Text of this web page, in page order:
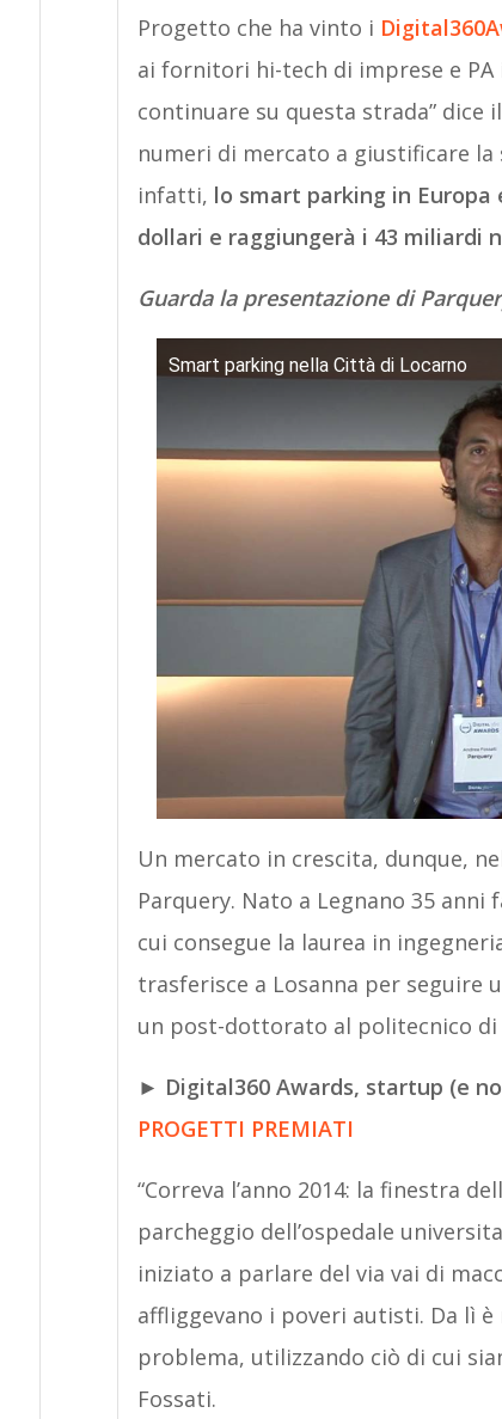
Progetto che ha vinto i
ai fornitori hi-tech di imprese e
continuare su questa strada” dice
numeri di mercato a giustificare la
infatti, lo smart parking in Europa
dollari e raggiungerà i 43 miliardi
Guarda la presentazione di
Smart parking nella Città di Locarno
Un mercato in crescita, dunque,
Parquery. Nato a Legnano 35 anni
cui consegue la laurea in
trasferisce a Losanna per seguire
un post-dottorato al politecnico di
► Digital360 Awards, startup (e
PROGETTI PREMIATI
“Correva l’anno 2014: la finestra
parcheggio dell’ospedale
iniziato a parlare del via vai di
affliggevano i poveri autisti. Da lì
problema, utilizzando ciò di cui
Fossati.